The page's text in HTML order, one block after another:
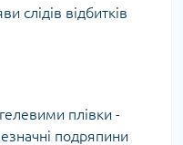
слідів відбитків
плівки -
подряпини